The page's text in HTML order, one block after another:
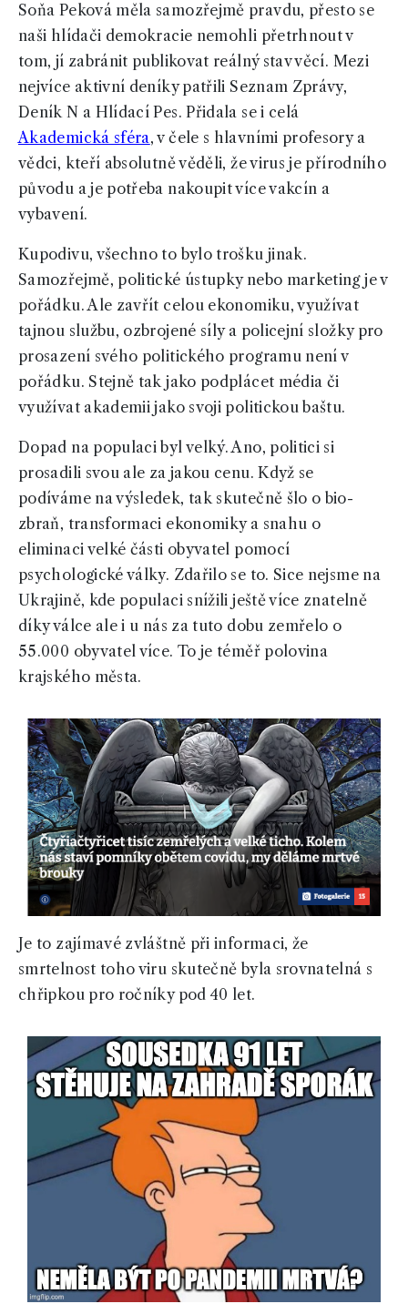
Soňa Peková měla samozřejmě pravdu, přesto se
naši hlídači demokracie nemohli přetrhnout v
tom, jí zabránit publikovat reálný stav věcí. Mezi
nejvíce aktivní deníky patřili Seznam Zprávy,
Deník N a Hlídací Pes. Přidala se i celá
Akademická sféra, v čele s hlavními profesory a
vědci, kteří absolutně věděli, že virus je přírodního
původu a je potřeba nakoupit více vakcín a
vybavení.
Kupodivu, všechno to bylo trošku jinak.
Samozřejmě, politické ústupky nebo marketing je v
pořádku. Ale zavřít celou ekonomiku, využívat
tajnou službu, ozbrojené síly a policejní složky pro
prosazení svého politického programu není v
pořádku. Stejně tak jako podplácet média či
využívat akademii jako svoji politickou baštu.
Dopad na populaci byl velký. Ano, politici si
prosadili svou ale za jakou cenu. Když se
podíváme na výsledek, tak skutečně šlo o bio-
zbraň, transformaci ekonomiky a snahu o
eliminaci velké části obyvatel pomocí
psychologické války. Zdařilo se to. Sice nejsme na
Ukrajině, kde populaci snížili ještě více znatelně
díky válce ale i u nás za tuto dobu zemřelo o
55.000 obyvatel více. To je téměř polovina
krajského města.
Je to zajímavé zvláštně při informaci, že
smrtelnost toho viru skutečně byla srovnatelná s
chřipkou pro ročníky pod 40 let.